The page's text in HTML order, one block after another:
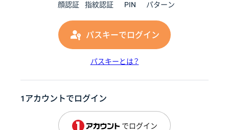
顔認証 指紋認証 PIN パターン
パスキーでログイン
パスキーとは？
1アカウントでログイン
でログイン